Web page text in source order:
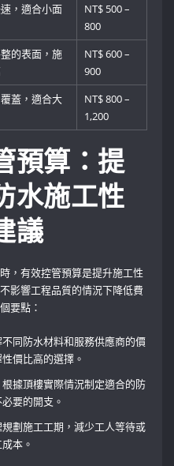
，適合小面
NT$ 500 –
800
的表面，施
NT$ 600 –
900
蓋，適合大
NT$ 800 –
1,200
預算：提
水施工性
議
，有效控管預算是提升施工性
影響工程品質的情況下降低費
要點：
不同防水材料和服務供應商的價
價比高的選擇。
根據頂樓實際情況制定適合的防
要的開支。
規劃施工工期，減少工人等待或
本。